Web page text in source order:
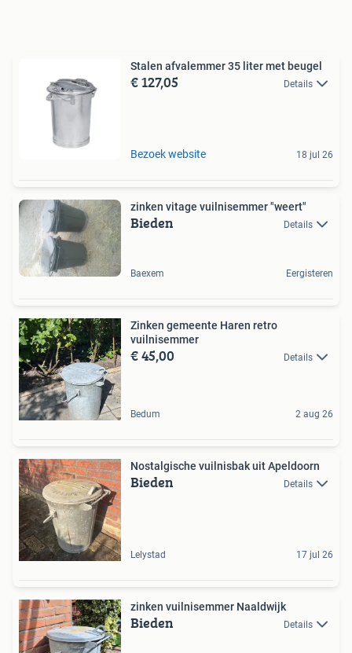
Stalen afvalemmer 35 liter met beugel
€ 127,05 Details
Bezoek website 18 jul 26
zinken vitage vuilnisemmer "weert"
Bieden Details
Baexem Eergisteren
Zinken gemeente Haren retro
vuilnisemmer
€ 45,00 Details
Bedum 2 aug 26
Nostalgische vuilnisbak uit Apeldoorn
Bieden Details
Lelystad 17 jul 26
zinken vuilnisemmer Naaldwijk
Bieden Details